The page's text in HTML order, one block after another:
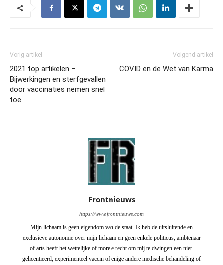
Vorig artikel
2021 top artikelen –
Bijwerkingen en sterfgevallen
door vaccinaties nemen snel
toe
Volgend artikel
COVID en de Wet van Karma
Frontnieuws
https://www.frontnieuws.com
Mijn lichaam is geen eigendom van de staat. Ik heb de uitsluitende en
exclusieve autonomie over mijn lichaam en geen enkele politicus, ambtenaar
of arts heeft het wettelijke of morele recht om mij te dwingen een niet-
gelicentieerd, experimenteel vaccin of enige andere medische behandeling of